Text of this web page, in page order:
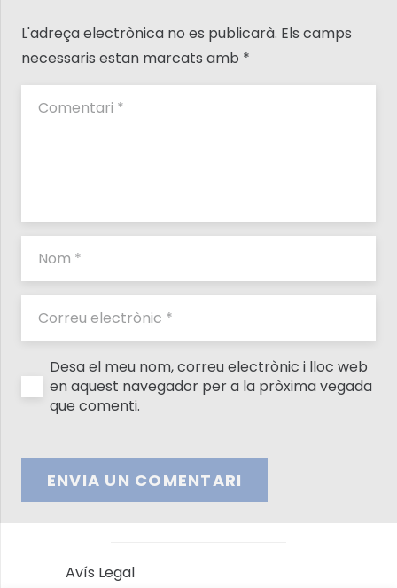
L'adreça electrònica no es publicarà. Els camps
necessaris estan marcats amb *
Desa el meu nom, correu electrònic i lloc web
en aquest navegador per a la pròxima vegada
que comenti.
ENVIA UN COMENTARI
Avís Legal